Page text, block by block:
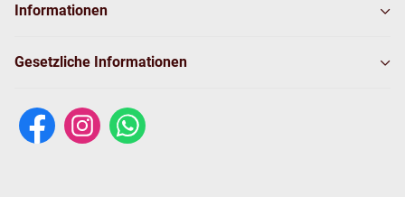
Informationen
Gesetzliche Informationen